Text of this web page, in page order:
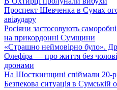
Проспект Шевченка в Сумах
авіаудару
Росіяни застосовують
на прикордонні Сумщини
«Страшно неймовірно було».
Олефіра — про життя без
дронами
На Шосткинщині спіймали 20-
Безпекова ситуація в Сумській